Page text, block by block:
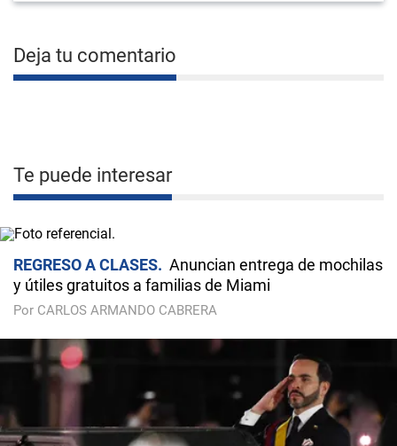
Deja tu comentario
Te puede interesar
REGRESO A CLASES
Anuncian entrega de mochilas
y útiles gratuitos a familias de Miami
Por CARLOS ARMANDO CABRERA